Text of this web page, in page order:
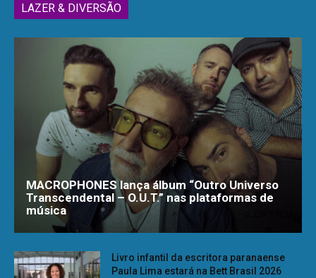
LAZER & DIVERSÃO
MACROPHONES lança álbum “Outro Universo
Transcendental – O.U.T.” nas plataformas de
música
Livro infantil da escritora paranaense
Paula Lima estará na Bett Brasil 2026